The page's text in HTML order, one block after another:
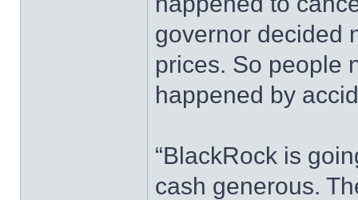
governor decided
prices. So people
happened by
“BlackRock is
cash generous.